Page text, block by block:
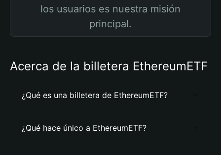
los usuarios es nuestra misión
principal.
Acerca de la billetera EthereumETF
¿Qué es una billetera de EthereumETF?
¿Qué hace único a EthereumETF?